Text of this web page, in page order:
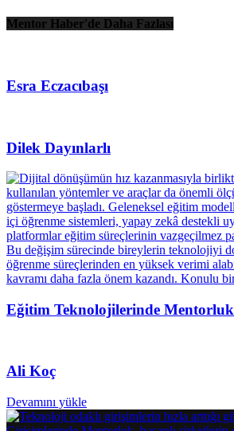
Mentor Haber'de Daha Fazlası
Esra Eczacıbaşı
Dilek Dayınlarlı
Eğitim Teknolojilerinde Mentorluk
Ali Koç
Devamını yükle